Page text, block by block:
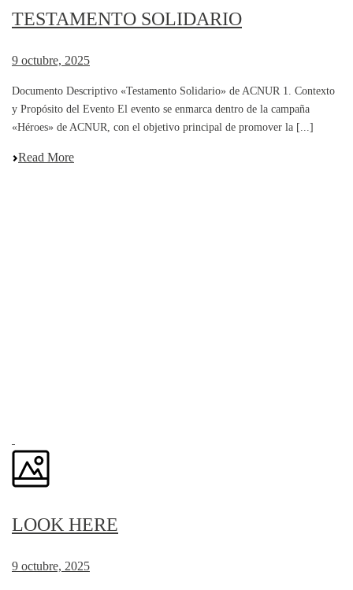
TESTAMENTO SOLIDARIO
9 octubre, 2025
Documento Descriptivo «Testamento Solidario» de ACNUR 1. Contexto
y Propósito del Evento El evento se enmarca dentro de la campaña
«Héroes» de ACNUR, con el objetivo principal de promover la [...]
Read More
LOOK HERE
9 octubre, 2025